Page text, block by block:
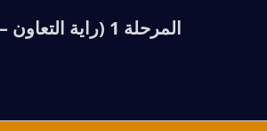
المرحلة 1 (راية التعاون – المتوقع من 10 يونيو إلى 1 يوليو 2026):